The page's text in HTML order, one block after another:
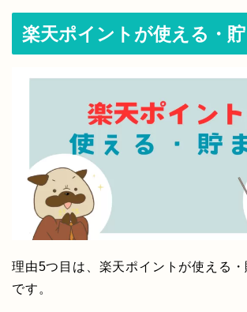
楽天ポイントが使える・
理由5つ目は、楽天ポイントが使える
です。